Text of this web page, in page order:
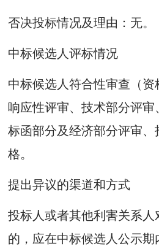
否决投标情况及理由：无。
中标候选人评标情况
中标候选人符合性审查（资
响应性评审、技术部分评
标函部分及经济部分评审
格。
提出异议的渠道和方式
投标人或者其他利害关系人
的，应在中标候选人公示